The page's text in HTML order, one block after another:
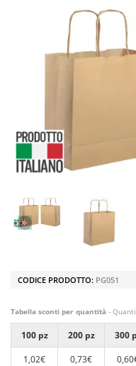
CODICE PRODOTTO: PG051
Tabella sconti per quantità -
100 pz 200 pz 300
1,02€
0,73€